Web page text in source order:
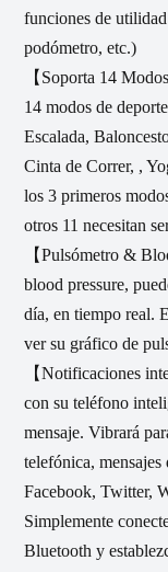
funciones de
podómetro, etc.)
【Soporta 14
14 modos de
Escalada,
Cinta de Correr, ,
los 3 primeros
otros 11 necesitan
【Pulsómetro &
blood pressure,
día, en tiempo real.
ver su gráfico de
【Notificaciones
con su teléfono
mensaje. Vibrará
telefónica,
Facebook, Twitter,
Simplemente
Bluetooth y